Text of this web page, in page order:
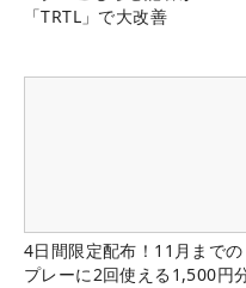
「TRTL」で大改善
4日間限定配布！11月までの
プレーに2回使える1,500円